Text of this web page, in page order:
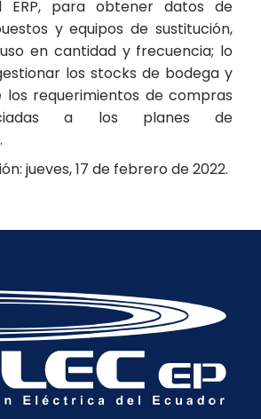
ERP, para obtener datos de
y equipos de sustitución,
en cantidad y frecuencia; lo
los stocks de bodega y
los requerimientos de compras
a los planes de
jueves, 17 de febrero de 2022.